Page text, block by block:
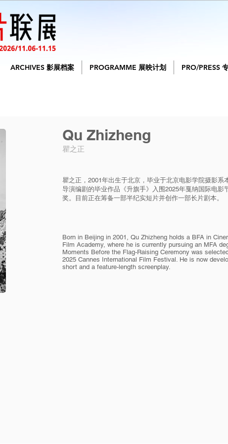
ARCHIVES 影展档案 PROGRAMME 展映计划 PRO/PRESS
Qu Zhizheng
瞿之正
瞿之正，2001年出生于北京，毕业于北京电影学院摄影系
导演编剧的毕业作品《升旗手》入围2025年戛纳国际电影
奖。目前正在筹备一部半纪实短片并创作一部长片剧本。
Born in Beijing in 2001, Qu Zhizheng holds a BFA in
Film Academy, where he is currently pursuing an MFA
Moments Before the Flag-Raising Ceremony was
2025 Cannes International Film Festival. He is now
short and a feature-length screenplay.